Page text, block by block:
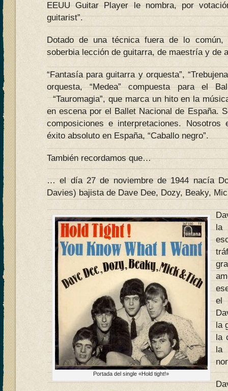
EEUU Guitar Player le nombra, por
guitarist”.
Dotado de una técnica fuera de lo
soberbia lección de guitarra, de maestría y de
“Fantasía para guitarra y orquesta”,
orquesta, “Medea” compuesta para el
“Tauromagia”, que marca un hito en la
en escena por el Ballet Nacional de España.
composiciones e interpretaciones.
éxito absoluto en España, “Caballo negro”.
También recordamos que…
… el día 27 de noviembre de 1944 nacía
Davies) bajista de Dave Dee, Dozy, Beaky,
Portada del single «Hold tight!»
la
el
la
la
la